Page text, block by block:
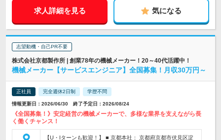
求人詳細を見る 気になる
志望動機・自己PR不要
株式会社京都製作所 | 創業78年の機械メーカー！20～40代活躍中！
機械メーカー【サービスエンジニア】全国募集！月収30万円～
正社員 完全週休2日制 学歴不問
情報更新日：2026/06/30 終了予定日：2026/08/24
《全国募集！》安定経営の機械メーカーで、多様な業界を支えながら長
く働くチャンス！
【U・Iターンも歓迎！】 ■ 京都本社： 京都府京都市伏見区淀